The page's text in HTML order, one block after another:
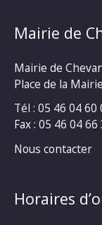
Mairie de
Mairie de
Place de la
Tél : 05 46 04 60
Fax : 05 46 04 66
Nous contacter
Horaires